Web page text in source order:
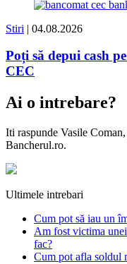
Stiri | 04.08.2026
Poți să depui cash
CEC
Ai o intrebare?
Iti raspunde Vasile Coman
Bancherul.ro.
Ultimele intrebari
Cum pot să iau un
Am fost victima
fac?
Cum pot afla soldul